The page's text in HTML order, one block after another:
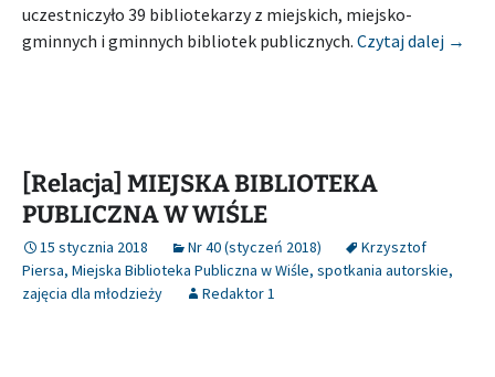
uczestniczyło 39 bibliotekarzy z miejskich, miejsko-
gminnych i gminnych bibliotek publicznych. Czytaj dalej →
[Relacja] MIEJSKA BIBLIOTEKA
PUBLICZNA W WIŚLE
15 stycznia 2018 Nr 40 (styczeń 2018)
Krzysztof
Piersa, Miejska Biblioteka Publiczna w Wiśle, spotkania autorskie,
zajęcia dla młodzieży
Redaktor 1